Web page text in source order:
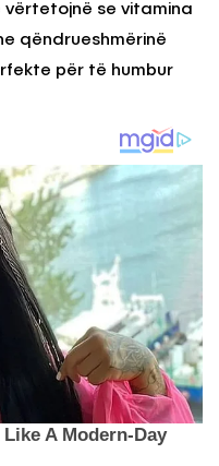
vërtetojnë se vitamina
qëndrueshmërinë
për të humbur